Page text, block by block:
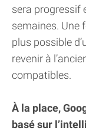
sera progressif
semaines. Une
plus possible
revenir à
compatibles.
À la place,
basé sur